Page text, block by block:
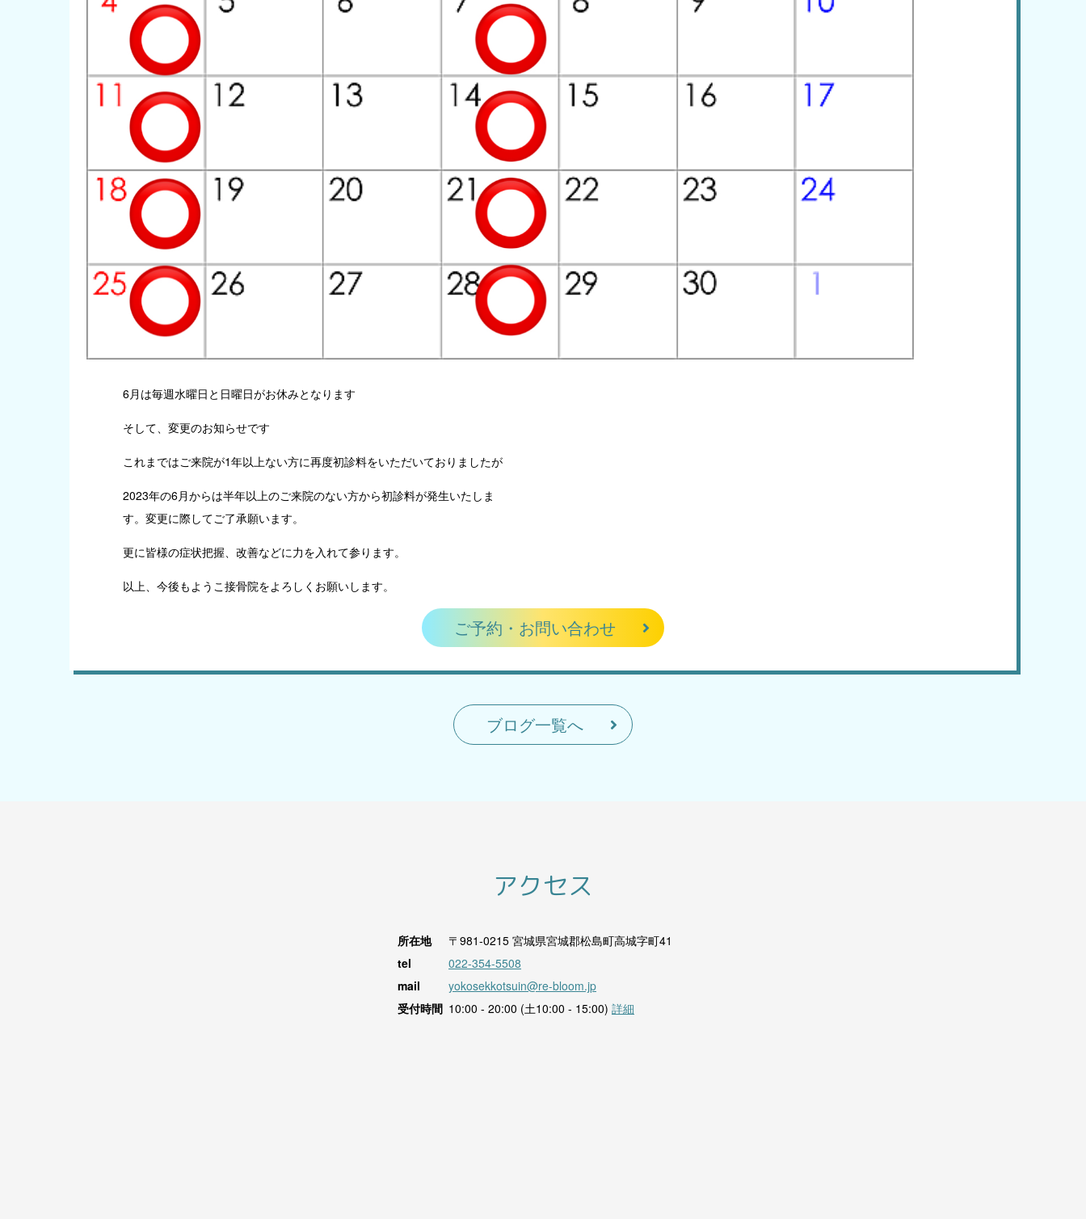
6月は毎週水曜日と日曜日がお休みとなります
そして、変更のお知らせです
これまではご来院が1年以上ない方に再度初診料をいただいておりましたが
2023年の6月からは半年以上のご来院のない方から初診料が発生いたしま
す。変更に際してご了承願います。
更に皆様の症状把握、改善などに力を入れて参ります。
以上、今後もようこ接骨院をよろしくお願いします。
ご予約・お問い合わせ
ブログ一覧へ
アクセス
所在地 〒981-0215 宮城県宮城郡松島町高城字町41
tel
022-354-5508
mail
yokosekkotsuin@re-bloom.jp
受付時間 10:00 - 20:00 (土10:00 - 15:00) 詳細